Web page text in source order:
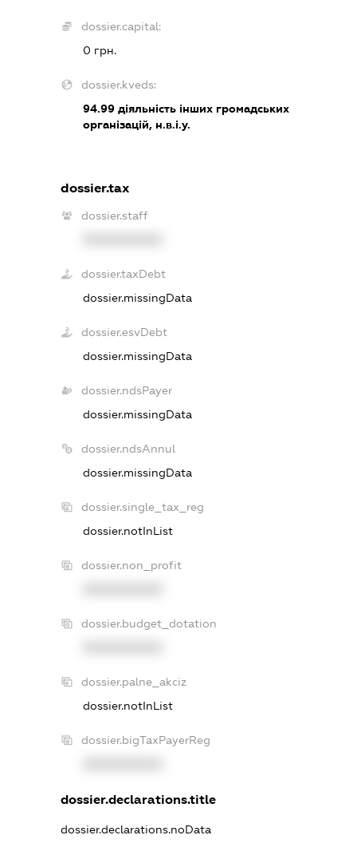
dossier.capital:
0 грн.
dossier.kveds:
94.99 діяльність інших громадських
організацій, н.в.і.у.
dossier.tax
dossier.staff
dossier.taxDebt
dossier.missingData
dossier.esvDebt
dossier.missingData
dossier.ndsPayer
dossier.missingData
dossier.ndsAnnul
dossier.missingData
dossier.single_tax_reg
dossier.notInList
dossier.non_profit
dossier.budget_dotation
dossier.palne_akciz
dossier.notInList
dossier.bigTaxPayerReg
dossier.declarations.title
dossier.declarations.noData